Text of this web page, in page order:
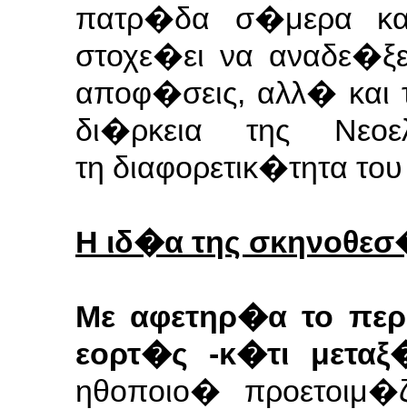
πατρ�δα σ�μερα
στοχε�ει να
αποφ�σεις, αλλ�
δι�ρκεια της
τη διαφορετικ�τητα
Η ιδ�α της
Με αφετηρ�α το
εορτ�ς -κ�τι
ηθοποιο�